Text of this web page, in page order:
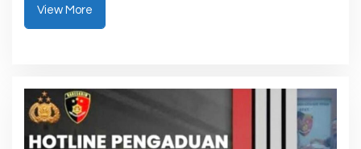
View More